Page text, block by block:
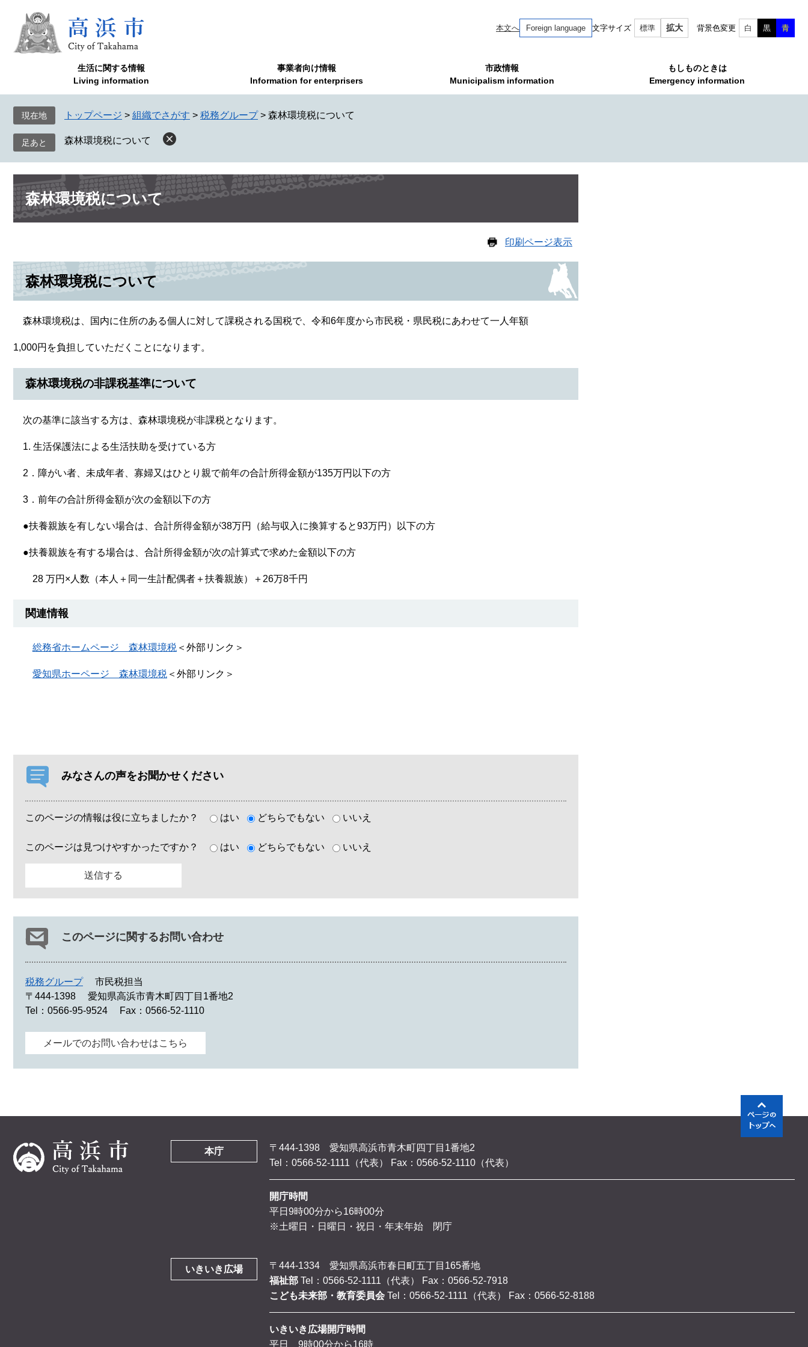
で
ば
へ
本文へ Foreign language 文字サイズ 標準 拡大 背景色変更 白 黒 青
生活に関する情報
Living information
事業者向け情報
Information for enterprisers
市政情報
Municipalism information
もしものときは
Emergency information
現在地 トップページ > 組織でさがす > 税務グループ > 森林環境税について
森林環境税について
本
文 森林環境税について
印刷ページ表示
森林環境税について
森林環境税は、国内に住所のある個人に対して課税される国税で、令和6年度から市民税・県民税にあわせて一人年額
1,000円を負担していただくことになります。
森林環境税の非課税基準について
次の基準に該当する方は、森林環境税が非課税となります。
1. 生活保護法による生活扶助を受けている方
2．障がい者、未成年者、寡婦又はひとり親で前年の合計所得金額が135万円以下の方
3．前年の合計所得金額が次の金額以下の方
●扶養親族を有しない場合は、合計所得金額が38万円（給与収入に換算すると93万円）以下の方
●扶養親族を有する場合は、合計所得金額が次の計算式で求めた金額以下の方
28 万円×人数（本人＋同一生計配偶者＋扶養親族）＋26万8千円
関連情報
総務省ホームページ 森林環境税 ＜外部リンク＞
愛知県ホーページ 森林環境税 ＜外部リンク＞
みなさんの声をお聞かせください
このページの情報は役に立ちましたか？ はい どちらでもない いいえ
このページは見つけやすかったですか？ はい どちらでもない いいえ
このページに関するお問い合わせ
税務グループ
市民税担当
〒444-1398
愛知県高浜市青木町四丁目1番地2
Tel：0566-95-9524
Fax：0566-52-1110
メールでのお問い合わせはこちら
本庁
〒444-1398 愛知県高浜市青木町四丁目1番地2
Tel：0566-52-1111（代表）
Fax：0566-52-1110（代表）
開庁時間
平日9時00分から16時00分
※土曜日・日曜日・祝日・年末年始 閉庁
いきいき広場
〒444-1334 愛知県高浜市春日町五丁目165番地
福祉部 Tel：0566-52-1111（代表）
Fax：0566-52-7918
こども未来部・教育委員会 Tel：0566-52-1111（代表） Fax：0566-52-8188
いきいき広場開庁時間
平日 9時00分から16時